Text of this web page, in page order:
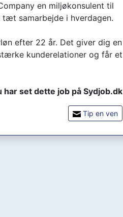
en miljøkonsulent til
samarbejde i hverdagen.
efter 22 år. Det giver dig en
kunderelationer og får et
har set dette job på Sydjob.dk
Tip en ven